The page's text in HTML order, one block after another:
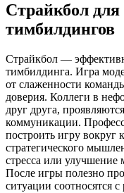
Страйкбол
тимбилдингов
Страйкбол —
тимбилдинга. Игра
от слаженности
доверия. Коллеги в
друг друга,
коммуникации.
построить игру вокруг
стратегического
стресса или улучшение
После игры полезно
ситуации соотносятся